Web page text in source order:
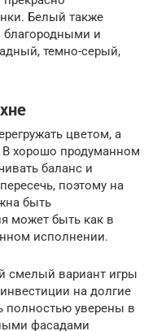
Белый также
благородными и
темно-серый,
цветом, а
В хорошо продуманном
баланс и
поэтому на
быть
может быть как в
исполнении.
смелый вариант игры
на долгие
уверены в
фасадами